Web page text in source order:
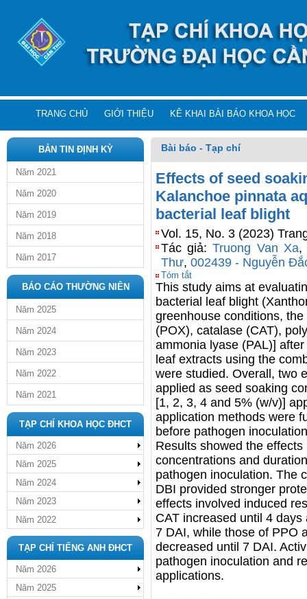
TRANG CHỦ GIỚI THIỆU KÊ KHAI BÀI BÁO KHOA HỌC
BẢN TIN ĐỊNH KỲ
Năm 2021
Năm 2020
Năm 2019
Năm 2018
Năm 2017
BÁO CÁO THƯỜNG NIÊN
Năm 2025
Năm 2024
Năm 2023
Năm 2022
Năm 2021
TẠP CHÍ KHOA HỌC ĐHCT
Năm 2026
Năm 2025
Năm 2024
Năm 2023
Năm 2022
TẠP CHÍ TIẾNG ANH ĐHCT
Năm 2026
Năm 2025
Bài báo - Tạp chí
Effects of seed
Kalanchoe pinnata
bacterial leaf blight
Vol. 15, No. 3 (2023)
Tác giả:Truong Van Xa,
Thư, 002439 - Nguyễn
Tóm tắt
This study aims at
bacterial leaf blight
greenhouse conditions,
(POX), catalase (CAT),
ammonia lyase (PAL)]
leaf extracts using the
were studied. Overall, two
applied as seed soaking
[1, 2, 3, 4 and 5% (w/v)]
application methods were
before pathogen
Results showed the
concentrations and
pathogen inoculation. The
DBI provided stronger
effects involved induced
CAT increased until 4
7 DAI, while those of PPO
decreased until 7 DAI.
pathogen inoculation and
applications.